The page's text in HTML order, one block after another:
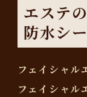
エステ
防水シ
フェイシャル
フェイシャル